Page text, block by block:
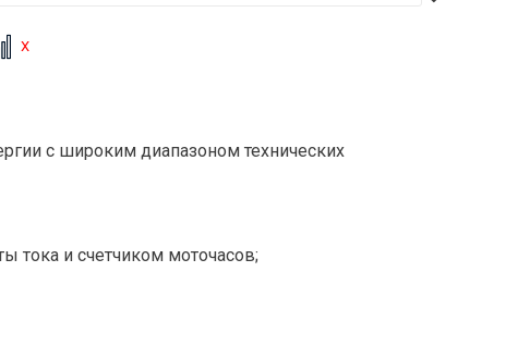
с широким диапазоном технических
и счетчиком моточасов;